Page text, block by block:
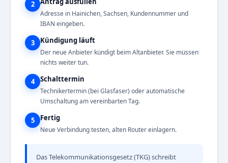
2
Adresse in Hainichen, Sachsen, Kundennummer und
IBAN eingeben.
3 Kündigung läuft
Der neue Anbieter kündigt beim Altanbieter. Sie müssen
nichts weiter tun.
4 Schalttermin
Technikertermin (bei Glasfaser) oder automatische
Umschaltung am vereinbarten Tag.
5 Fertig
Neue Verbindung testen, alten Router einlagern.
Das Telekommunikationsgesetz (TKG) schreibt